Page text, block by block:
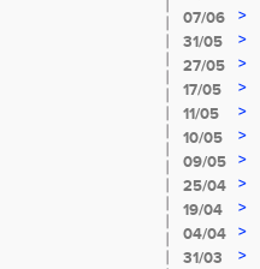
07/06 >
31/05
>
27/05 >
17/05
>
11/05 >
10/05 >
09/05 >
25/04
>
19/04
>
04/04 >
31/03 >